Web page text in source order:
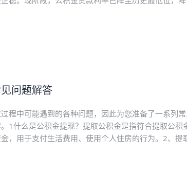
问题解答
程中可能遇到的各种问题，因此为您准备了一系列
1什么是公积金提现？提取公积金是指符合提取公积
，用于支付生活费用、使用个人住房的行为。2、提